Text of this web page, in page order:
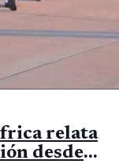
relata
desde